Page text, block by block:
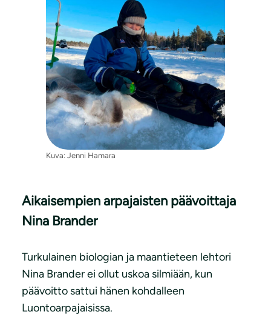
Kuva: Jenni Hamara
Aikaisempien arpajaisten päävoittaja
Nina Brander
Turkulainen biologian ja maantieteen lehtori
Nina Brander ei ollut uskoa silmiään, kun
päävoitto sattui hänen kohdalleen
Luontoarpajaisissa.